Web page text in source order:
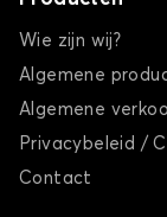
Wie zijn wij?
Algemene
Algemene
Privacybeleid /
Contact